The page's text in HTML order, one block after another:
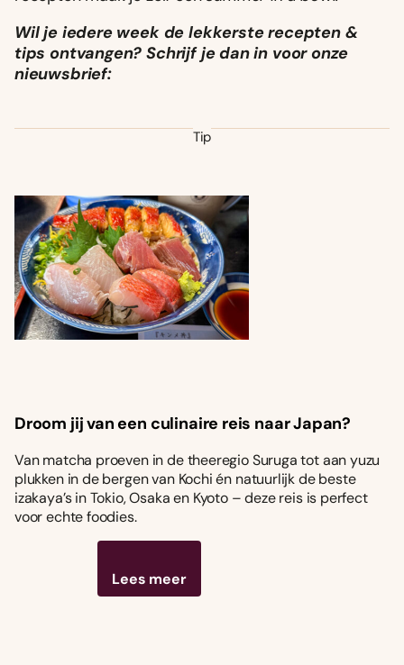
Wil je iedere week de lekkerste recepten &
tips ontvangen? Schrijf je dan in voor onze
nieuwsbrief:
Tip
Droom jij van een culinaire reis naar Japan?
Van matcha proeven in de theeregio Suruga tot aan yuzu
plukken in de bergen van Kochi én natuurlijk de beste
izakaya’s in Tokio, Osaka en Kyoto – deze reis is perfect
voor echte foodies.
Lees meer